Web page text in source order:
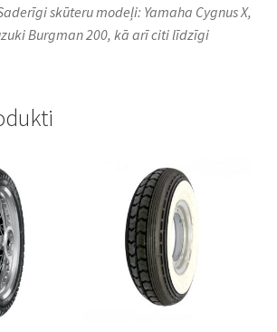
skūteru modeļi: Yamaha Cygnus X,
Burgman 200, kā arī citi līdzīgi